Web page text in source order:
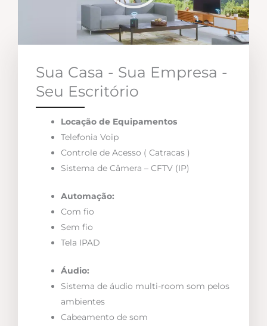
Sua Casa - Sua Empresa -
Seu Escritório
Locação de Equipamentos
Telefonia Voip
Controle de Acesso ( Catracas )
Sistema de Câmera – CFTV (IP)
Automação:
Com fio
Sem fio
Tela IPAD
Áudio:
Sistema de áudio multi-room som pelos
ambientes
Cabeamento de som